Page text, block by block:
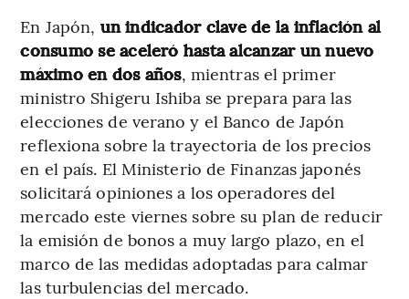
En Japón, un indicador clave de la inflación al
consumo se aceleró hasta alcanzar un nuevo
máximo en dos años, mientras el primer
ministro Shigeru Ishiba se prepara para las
elecciones de verano y el Banco de Japón
reflexiona sobre la trayectoria de los precios
en el país. El Ministerio de Finanzas japonés
solicitará opiniones a los operadores del
mercado este viernes sobre su plan de reducir
la emisión de bonos a muy largo plazo, en el
marco de las medidas adoptadas para calmar
las turbulencias del mercado.